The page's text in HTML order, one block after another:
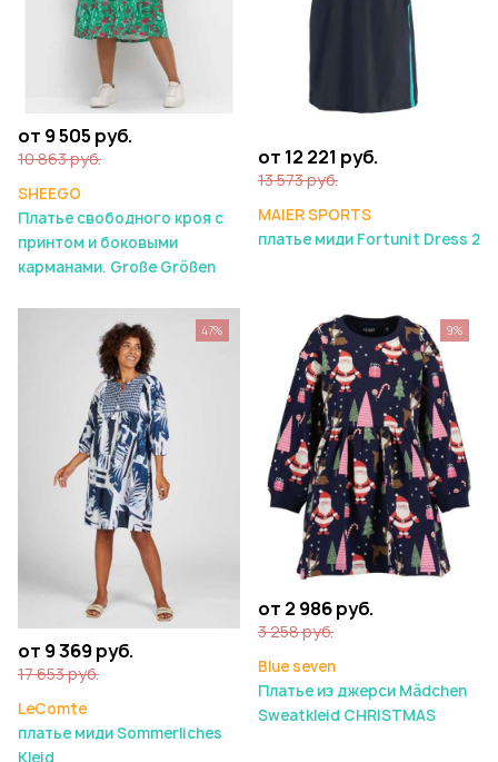
от 9 505 руб.
10 863 руб.
SHEEGO
Платье свободного кроя с
принтом и боковыми
карманами. Große Größen
от 12 221 руб.
13 573 руб.
MAIER SPORTS
платье миди Fortunit Dress 2
от 9 369 руб.
17 653 руб.
LeComte
платье миди Sommerliches
Kleid
47%
от 2 986 руб.
3 258 руб.
Blue seven
Платье из джерси Mädchen
Sweatkleid CHRISTMAS
9%